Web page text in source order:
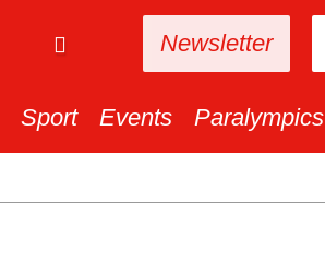
Newsletter
Sport Events Paralympics